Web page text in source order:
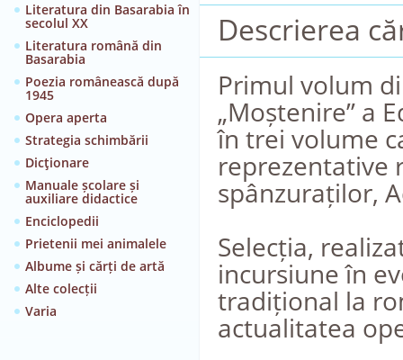
Literatura din Basarabia în
secolul XX
Literatura română din
Basarabia
Poezia românească după
1945
Opera aperta
Strategia schimbării
Dicţionare
Manuale școlare și
auxiliare didactice
Enciclopedii
Prietenii mei animalele
Albume și cărți de artă
Alte colecții
Varia
Descrierea
Primul volum
„Moștenire” a
în trei volume
reprezentative
spânzuraților,
Selecția,
incursiune în
tradițional la
actualitatea